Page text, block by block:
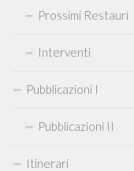
Prossimi Restauri
Interventi
Pubblicazioni I
Pubblicazioni II
Itinerari